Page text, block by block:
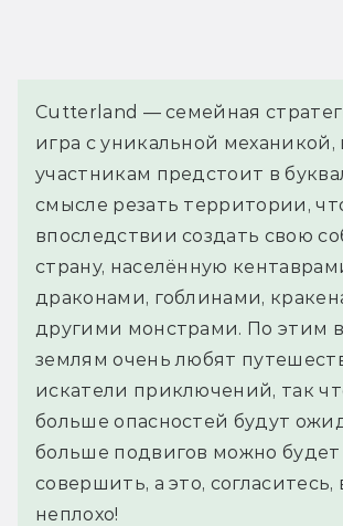
Cutterland — семейная
игра с уникальной механикой,
участникам предстоит в
смысле резать территории,
впоследствии создать свою
страну, населённую
драконами, гоблинами,
другими монстрами. По этим
землям очень любят
искатели приключений, так
больше опасностей будут
больше подвигов можно будет
совершить, а это, согласитесь,
неплохо!